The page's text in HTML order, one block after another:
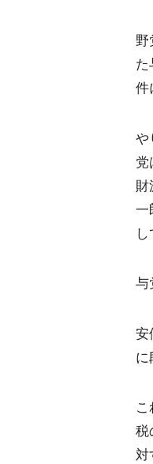
件
や
一
し
与
安
に
税
対